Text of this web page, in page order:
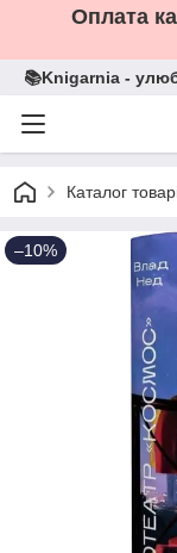
Оплата
📚Knigarnia -
Каталог
–10%